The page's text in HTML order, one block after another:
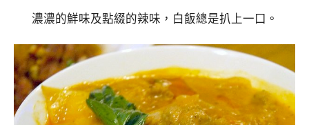
濃濃的鮮味及點綴的辣味，白飯總是扒上一口。